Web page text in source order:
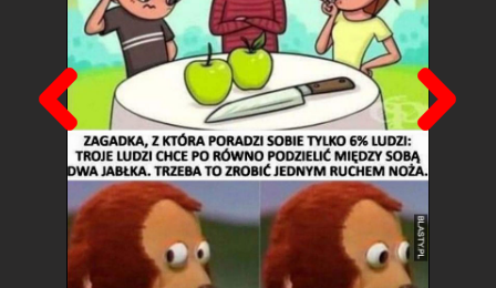
Poprzedni